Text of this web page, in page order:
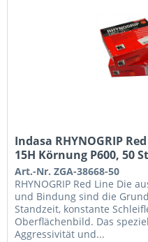
Indasa RHYNOGRIP
15H Körnung P600, 50
Art.-Nr. ZGA-38668-50
RHYNOGRIP Red Line Die
und Bindung sind die
Standzeit, konstante
Oberflächenbild. Das
Aggressivität und...